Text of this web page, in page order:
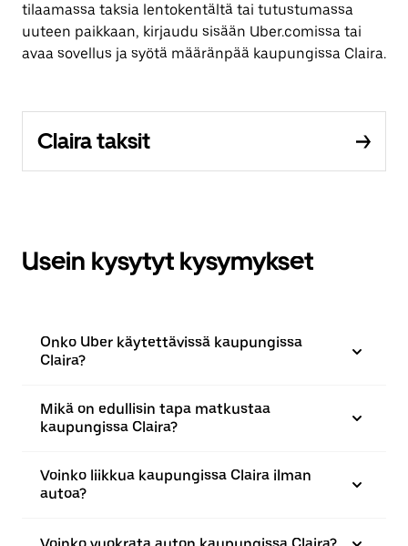
tilaamassa taksia lentokentältä tai tutustumassa
uuteen paikkaan, kirjaudu sisään Uber.comissa tai
avaa sovellus ja syötä määränpää kaupungissa Claira.
Claira taksit
Usein kysytyt kysymykset
Onko Uber käytettävissä kaupungissa
Claira?
Mikä on edullisin tapa matkustaa
kaupungissa Claira?
Voinko liikkua kaupungissa Claira ilman
autoa?